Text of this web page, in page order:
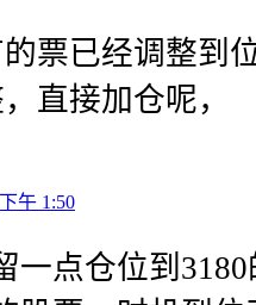
票已经调整到
直接加仓呢，
午 1:50
一点仓位到